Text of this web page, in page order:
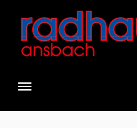
Toggle navigation